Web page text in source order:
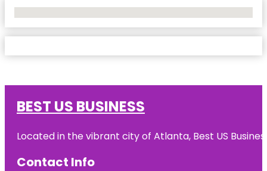
BEST US BUSINESS
Located in the vibrant city of Atlanta, Best US
Contact Info